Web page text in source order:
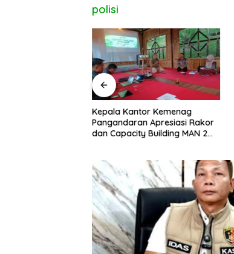
polisi
Kepala Kantor Kemenag
Pangandaran Apresiasi Rakor
dan Capacity Building MAN 2